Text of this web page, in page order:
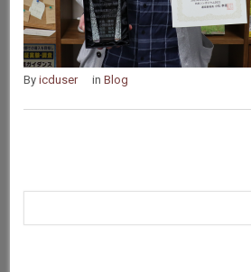
Byicduser inBlog